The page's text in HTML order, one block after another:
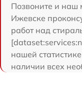
Позвоните и наш
Ижевске
работ над
нашей
наличии всех